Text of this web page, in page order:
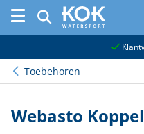
Toebehoren
Webasto